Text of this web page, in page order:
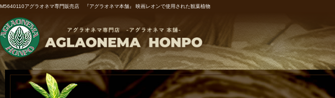
M5640110アグラオネマ専門販売店 『アグラオネマ本舗』 映画レオンで使用された観葉植物